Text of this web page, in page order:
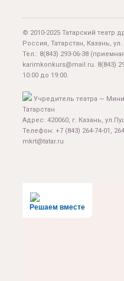
© 2010-2025 Татарский театр
Россия, Татарстан, Казань, ул.
Тел.: 8(843) 293-06-38
karimkonkurs@mail.ru. 8(843)
10:00 до 19:00.
Учредитель театра —
Татарстан
Адрес: 420060, г. Казань,
Телефон: +7 (843) 264-74-01,
mkrt@tatar.ru
Решаем вместе